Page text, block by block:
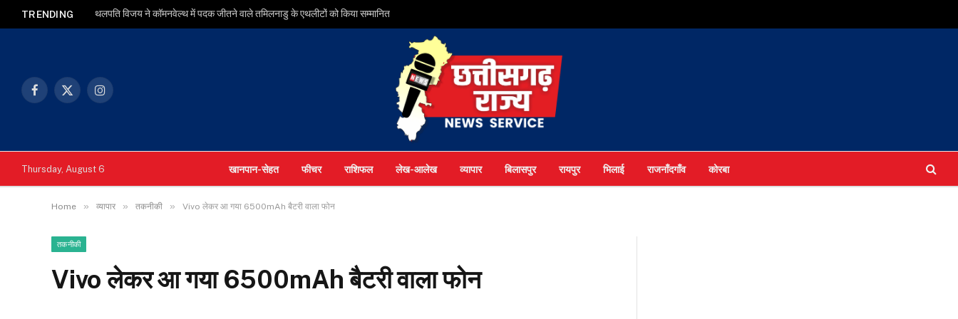
TRENDING थलपति विजय ने कॉमनवेल्थ में पदक जीतने वाले तमिलनाडु के एथलीटों को किया सम्मानित
Facebook
X
Instagram
Thursday, August 6 खानपान-सेहत फीचर राशिफल लेख-आलेख व्यापार बिलासपुर रायपुर भिलाई राजनाँदगाँव कोरबा
Home » व्यापार » तकनीकी » Vivo लेकर आ गया 6500mAh बैटरी वाला फोन
तकनीकी
Vivo लेकर आ गया 6500mAh बैटरी वाला फोन